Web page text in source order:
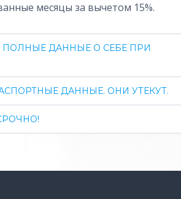
месяцы за вычетом 15%.
ПОЛНЫЕ ДАННЫЕ О СЕБЕ ПРИ
ДАННЫЕ. ОНИ УТЕКУТ.